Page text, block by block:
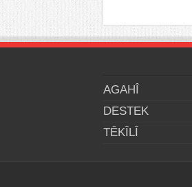
AGAHÎ
DESTEK
TÊKÎLÎ